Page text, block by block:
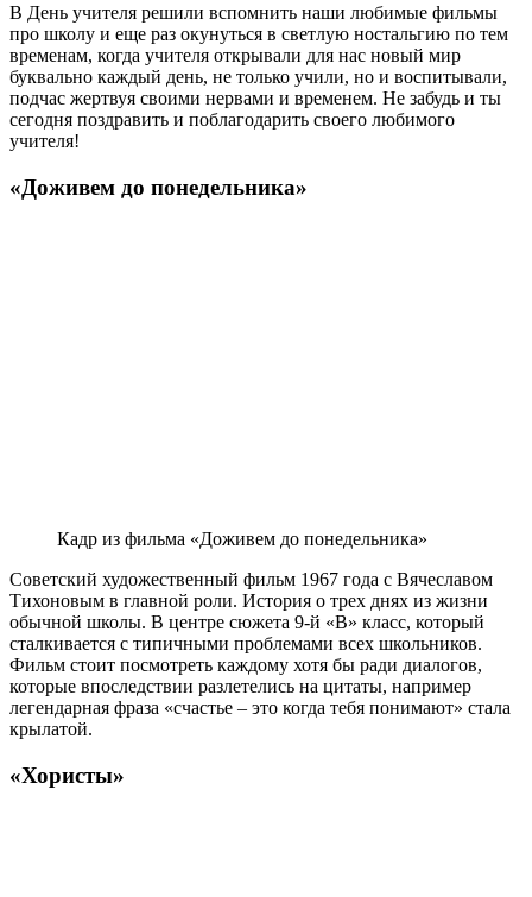
В День учителя решили вспомнить наши любимые фильмы
про школу и еще раз окунуться в светлую ностальгию по тем
временам, когда учителя открывали для нас новый мир
буквально каждый день, не только учили, но и воспитывали,
подчас жертвуя своими нервами и временем. Не забудь и ты
сегодня поздравить и поблагодарить своего любимого
учителя!
«Доживем до понедельника»
Кадр из фильма «Доживем до понедельника»
Советский художественный фильм 1967 года с Вячеславом
Тихоновым в главной роли. История о трех днях из жизни
обычной школы. В центре сюжета 9-й «В» класс, который
сталкивается с типичными проблемами всех школьников.
Фильм стоит посмотреть каждому хотя бы ради диалогов,
которые впоследствии разлетелись на цитаты, например
легендарная фраза «счастье – это когда тебя понимают» стала
крылатой.
«Хористы»